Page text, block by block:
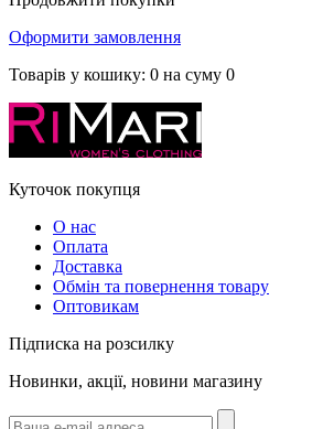
Оформити замовлення
Товарів у кошику: 0 на суму 0
Куточок покупця
О нас
Оплата
Доставка
Обмін та повернення товару
Оптовикам
Підписка на розсилку
Новинки, акції, новини магазину